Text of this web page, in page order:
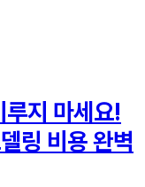
지 마세요!
링 비용 완벽